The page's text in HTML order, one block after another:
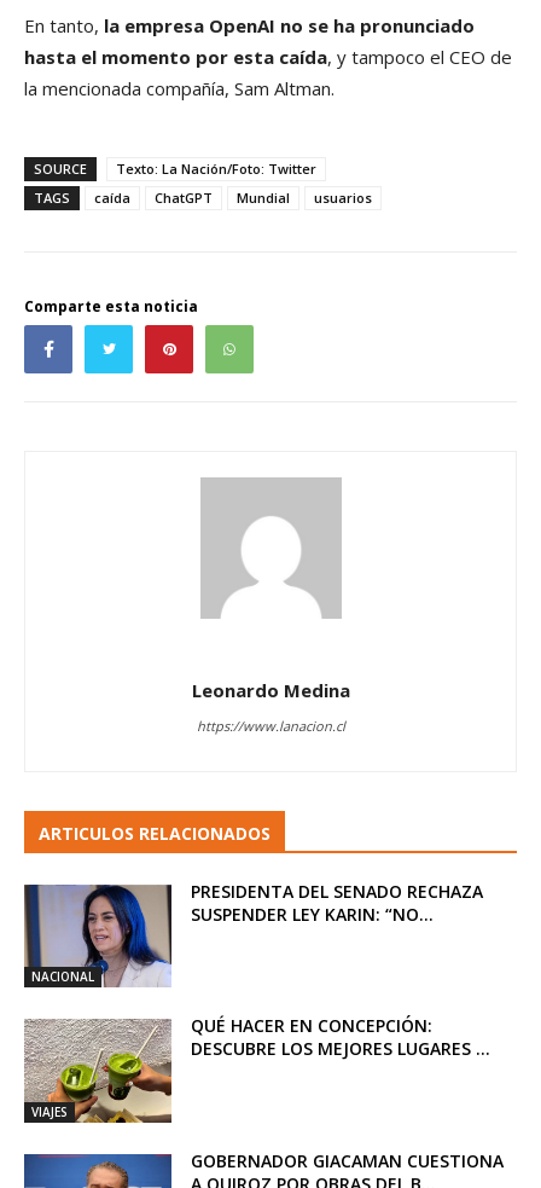
En tanto, la empresa OpenAI no se ha pronunciado
hasta el momento por esta caída, y tampoco el CEO de
la mencionada compañía, Sam Altman.
SOURCE
Texto: La Nación/Foto: Twitter
TAGS
caída ChatGPT Mundial usuarios
Comparte esta noticia
Leonardo Medina
https://www.lanacion.cl
ARTICULOS RELACIONADOS
NACIONAL
PRESIDENTA DEL SENADO RECHAZA
SUSPENDER LEY KARIN: “NO...
VIAJES
QUÉ HACER EN CONCEPCIÓN:
DESCUBRE LOS MEJORES LUGARES ...
GOBERNADOR GIACAMAN CUESTIONA